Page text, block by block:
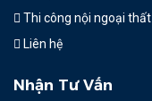
Thi công nội ngoại thất
Liên hệ
Nhận Tư Vấn